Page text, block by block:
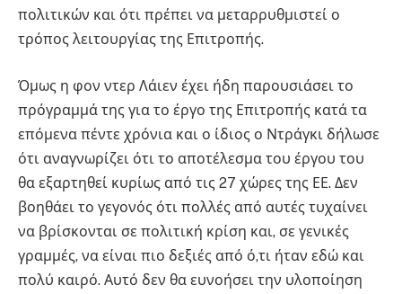
πολιτικών και ότι πρέπει να μεταρρυθμιστεί ο
τρόπος λειτουργίας της Επιτροπής.
Όμως η φον ντερ Λάιεν έχει ήδη παρουσιάσει το
πρόγραμμά της για το έργο της Επιτροπής κατά τα
επόμενα πέντε χρόνια και ο ίδιος ο Ντράγκι δήλωσε
ότι αναγνωρίζει ότι το αποτέλεσμα του έργου του
θα εξαρτηθεί κυρίως από τις 27 χώρες της ΕΕ. Δεν
βοηθάει το γεγονός ότι πολλές από αυτές τυχαίνει
να βρίσκονται σε πολιτική κρίση και, σε γενικές
γραμμές, να είναι πιο δεξιές από ό,τι ήταν εδώ και
πολύ καιρό. Αυτό δεν θα ευνοήσει την υλοποίηση
Πολιτική